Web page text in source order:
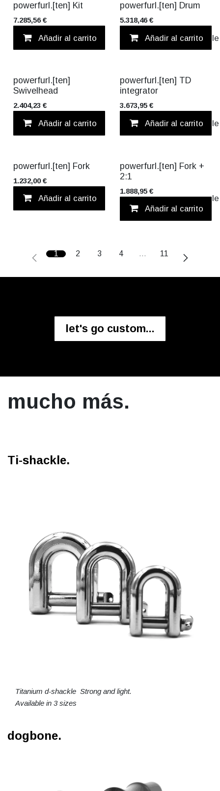
TITANIUM
powerfurl.[ten] Kit
7.285,56€
Añadir al carrito Añadir a lista
powerfurl.[ten] Drum
5.318,46€
Añadir al carrito
TITANIUM
powerfurl.[ten]
Swivelhead
2.404,23 €
Añadir al carrito Añadir a lista
TITANIUM
powerfurl.[ten] TD
integrator
3.673,95€
Añadir al carrito
powerfurl.[ten] Fork
1.232,00€
Añadir al carrito Añadir a lista
powerfurl.[ten] Fork +
2:1
1.888,95€
Añadir al carrito
1 2 3 4 … 11
let's go custom...
mucho más.
Ti-shackle.
Titanium d-shackle Strong and light.
Available in 3 sizes
dogbone.